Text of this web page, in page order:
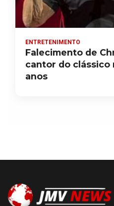
ENTRETENIMENTO
Falecimento de
cantor do clássico
anos